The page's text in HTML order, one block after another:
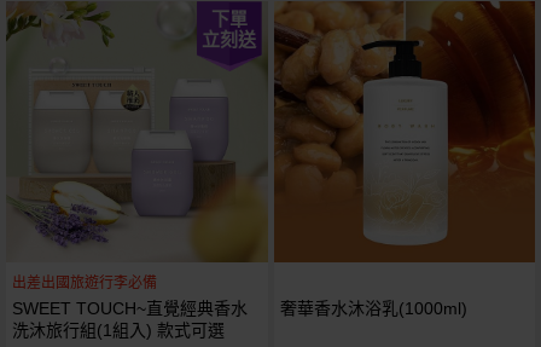
下單
立刻送
出差出國旅遊行李必備
SWEET TOUCH~直覺經典香水
洗沐旅行組(1組入) 款式可選
奢華香水沐浴乳(1000ml)